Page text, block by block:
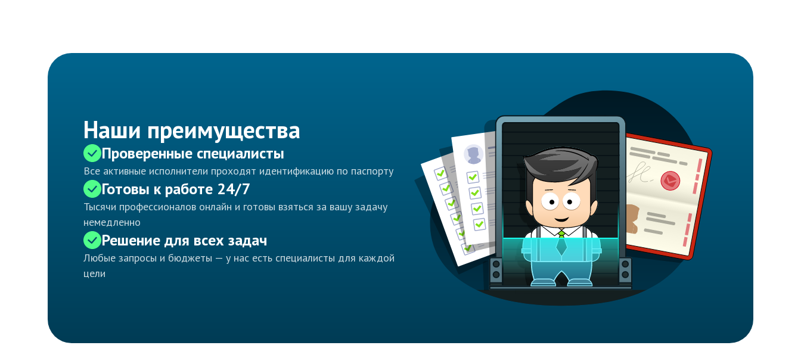
Наши преимущества
Проверенные специалисты
Все активные исполнители проходят идентификацию по паспорту
Готовы к работе 24/7
Тысячи профессионалов онлайн и готовы взяться за вашу задачу
немедленно
Решение для всех задач
Любые запросы и бюджеты — у нас есть специалисты для каждой
цели